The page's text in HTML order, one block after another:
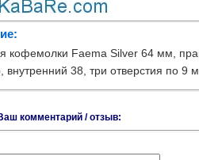
кофемолки Faema Silver 64 мм,
внутренний 38, три отверстия по 9
комментарий / отзыв: